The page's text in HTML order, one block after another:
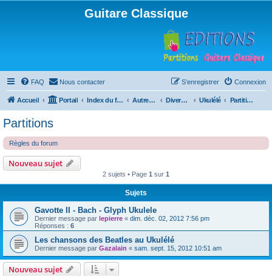
Guitare Classique
FAQ Nous contacter Connexion
S’enregistrer
Accueil Portail Index du forum Autres instruments à cordes pincées, ou styles Divers instruments Ukulélé Partitions
Partitions
Règles du forum
Nouveau sujet
2 sujets • Page 1 sur 1
Sujets
Gavotte II - Bach - Glyph Ukulele
Dernier message par lepierre « dim. déc. 02, 2012 7:56 pm
Réponses : 6
Les chansons des Beatles au Ukulélé
Dernier message par Gazalain « sam. sept. 15, 2012 10:51 am
Nouveau sujet